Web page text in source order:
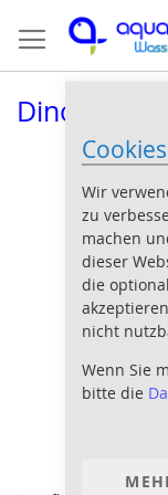
Wir
zu
machen
dieser
die
nicht
Wenn Sie
bitte die
zum